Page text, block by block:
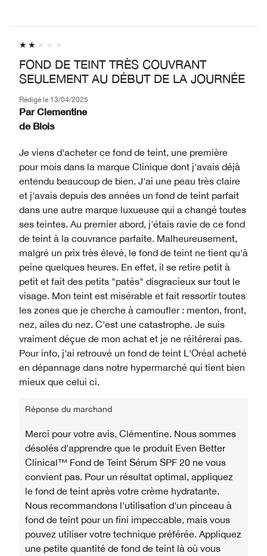
FOND DE TEINT TRÈS COUVRANT
SEULEMENT AU DÉBUT DE LA JOURNÉE
Rédigé le 13/04/2025
Par Clementine
de Blois
Je viens d'acheter ce fond de teint, une première
pour mois dans la marque Clinique dont j'avais déjà
entendu beaucoup de bien. J'ai une peau très claire
et j'avais depuis des années un fond de teint parfait
dans une autre marque luxueuse qui a changé toutes
ses teintes. Au premier abord, j'étais ravie de ce fond
de teint à la couvrance parfaite. Malheureusement,
malgré un prix très élevé, le fond de teint ne tient qu'à
peine quelques heures. En effet, il se retire petit à
petit et fait des petits "patés" disgracieux sur tout le
visage. Mon teint est misérable et fait ressortir toutes
les zones que je cherche à camoufler : menton, front,
nez, ailes du nez. C'est une catastrophe. Je suis
vraiment déçue de mon achat et je ne réitérerai pas.
Pour info, j'ai retrouvé un fond de teint L'Oréal acheté
en dépannage dans notre hypermarché qui tient bien
mieux que celui ci.
Réponse du marchand
Merci pour votre avis, Clémentine. Nous sommes
désolés d'apprendre que le produit Even Better
Clinical™ Fond de Teint Sérum SPF 20 ne vous
convient pas. Pour un résultat optimal, appliquez
le fond de teint après votre crème hydratante.
Nous recommandons l'utilisation d'un pinceau à
fond de teint pour un fini impeccable, mais vous
pouvez utiliser votre technique préférée. Appliquez
une petite quantité de fond de teint là où vous